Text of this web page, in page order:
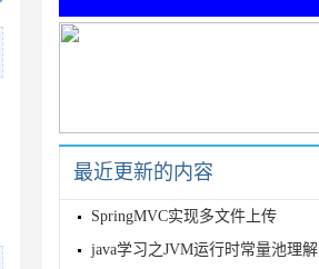
最近更新的内容
SpringMVC实现多文件上传
java学习之JVM运行时常量池理解